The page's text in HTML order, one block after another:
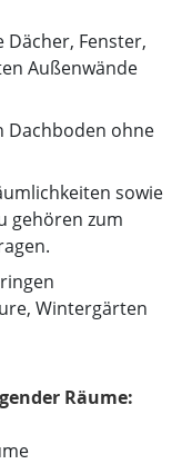
Dächer, Fenster,
Außenwände
Dachboden ohne
sowie
gehören zum
Wintergärten
Räume: